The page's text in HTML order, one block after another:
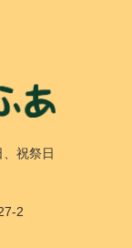
祝祭日
2